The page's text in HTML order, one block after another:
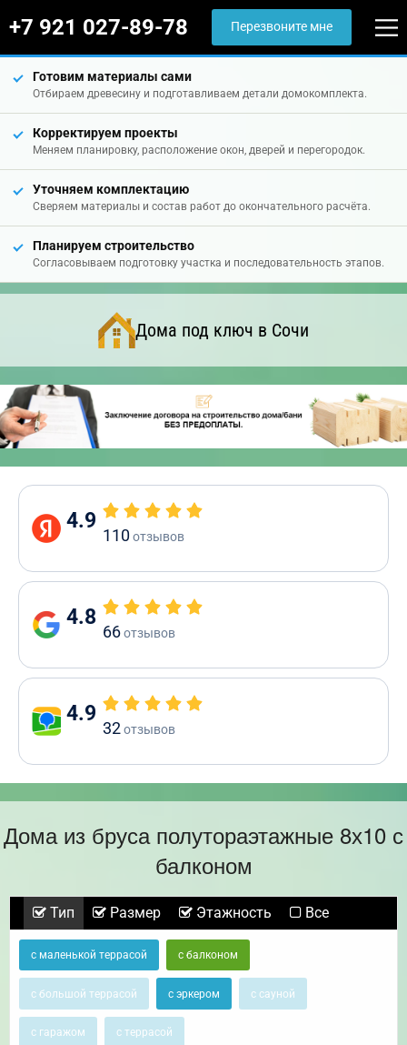
+7 921 027-89-78 Перезвоните мне
Готовим материалы сами
Отбираем древесину и подготавливаем детали домокомплекта.
Корректируем проекты
Меняем планировку, расположение окон, дверей и перегородок.
Уточняем комплектацию
Сверяем материалы и состав работ до окончательного расчёта.
Планируем строительство
Согласовываем подготовку участка и последовательность этапов.
Дома под ключ в Сочи
4.9
110отзывов
4.8
66отзывов
4.9
32отзывов
Дома из бруса полутораэтажные 8х10 с
балконом
Тип Размер Этажность Все
с маленькой террасой с балконом
с большой террасой с эркером с сауной
с гаражом с террасой